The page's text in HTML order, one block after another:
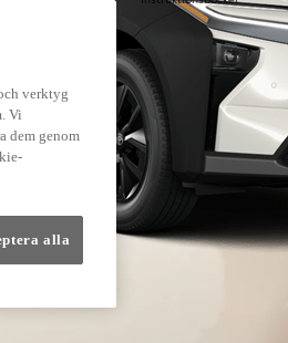
verktyg
Vi
dem genom
alla